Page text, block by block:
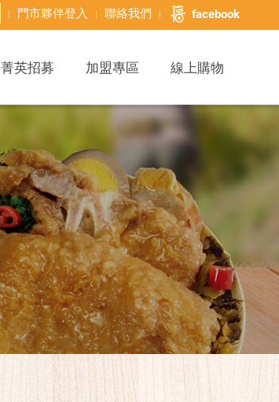
門市夥伴登入 聯絡我們 facebook
菁英招募 加盟專區 線上購物